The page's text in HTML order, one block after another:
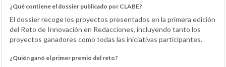
¿Qué contiene el dossier publicado por CLABE?
El dossier recoge los proyectos presentados en la primera edición
del Reto de Innovación en Redacciones, incluyendo tanto los
proyectos ganadores como todas las iniciativas participantes.
¿Quién ganó el primer premio del reto?